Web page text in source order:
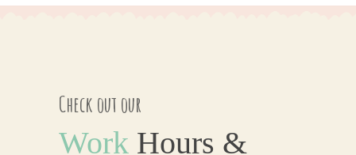
Check out our
Work Hours &